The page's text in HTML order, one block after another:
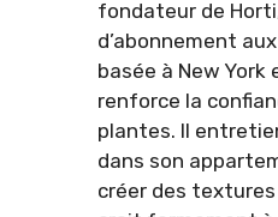
fondateur de
d’abonnement
basée à New
renforce la
plantes. Il
dans son
créer des